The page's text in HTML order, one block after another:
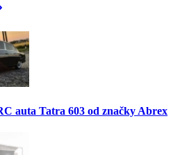
auta Tatra 603 od značky Abrex